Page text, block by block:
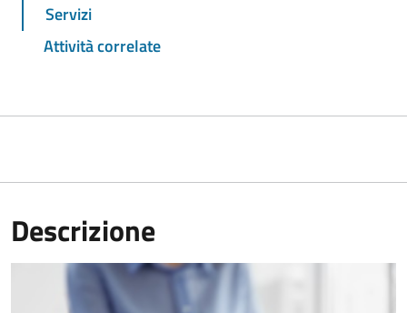
Servizi
Attività correlate
Descrizione